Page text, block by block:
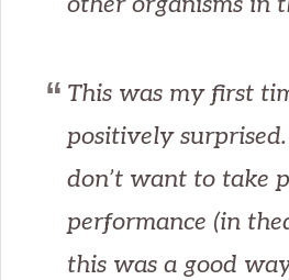
This was my first
positively
don’t want to take
performance (in
this was a good